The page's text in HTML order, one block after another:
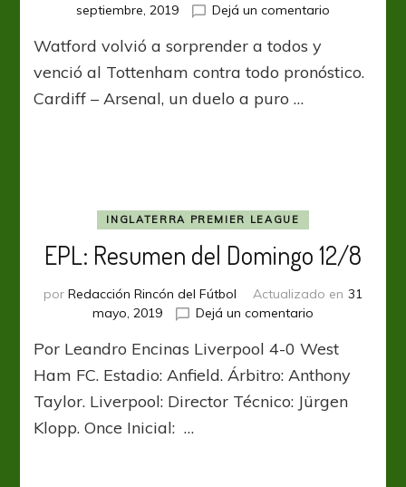
septiembre, 2019
Dejá un comentario
pica
Watford volvió a sorprender a todos y
venció al Tottenham contra todo pronóstico.
Cardiff – Arsenal, un duelo a puro …
INGLATERRA PREMIER LEAGUE
EPL: Resumen del Domingo 12/8
por Redacción Rincón del Fútbol Actualizado en 31
mayo, 2019
Dejá un comentario
Resumen
del
Domingo
12/8
Por Leandro Encinas Liverpool 4-0 West
Ham FC. Estadio: Anfield. Árbitro: Anthony
Taylor. Liverpool: Director Técnico: Jürgen
Klopp. Once Inicial: …